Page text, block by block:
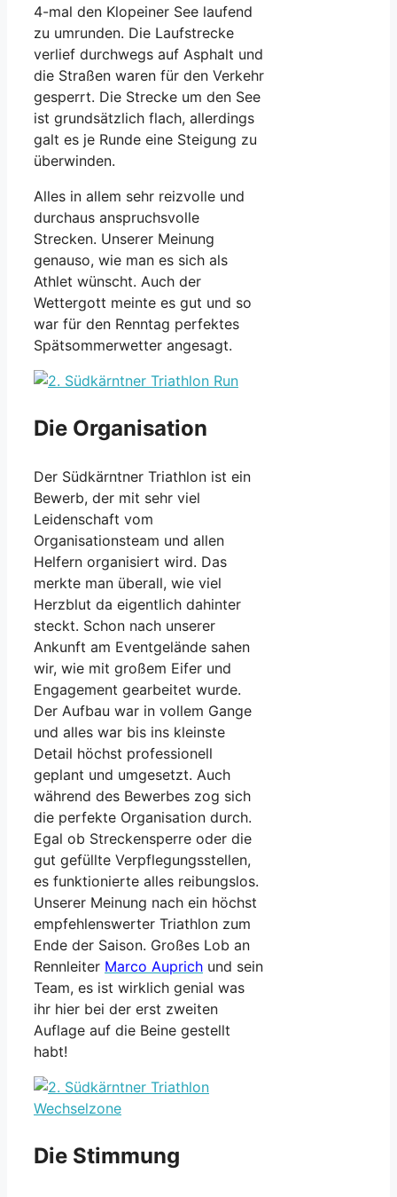
4-mal den Klopeiner See laufend
zu umrunden. Die Laufstrecke
verlief durchwegs auf Asphalt und
die Straßen waren für den Verkehr
gesperrt. Die Strecke um den See
ist grundsätzlich flach, allerdings
galt es je Runde eine Steigung zu
überwinden.
Alles in allem sehr reizvolle und
durchaus anspruchsvolle
Strecken. Unserer Meinung
genauso, wie man es sich als
Athlet wünscht. Auch der
Wettergott meinte es gut und so
war für den Renntag perfektes
Spätsommerwetter angesagt.
Die Organisation
Der Südkärntner Triathlon ist ein
Bewerb, der mit sehr viel
Leidenschaft vom
Organisationsteam und allen
Helfern organisiert wird. Das
merkte man überall, wie viel
Herzblut da eigentlich dahinter
steckt. Schon nach unserer
Ankunft am Eventgelände sahen
wir, wie mit großem Eifer und
Engagement gearbeitet wurde.
Der Aufbau war in vollem Gange
und alles war bis ins kleinste
Detail höchst professionell
geplant und umgesetzt. Auch
während des Bewerbes zog sich
die perfekte Organisation durch.
Egal ob Streckensperre oder die
gut gefüllte Verpflegungsstellen,
es funktionierte alles reibungslos.
Unserer Meinung nach ein höchst
empfehlenswerter Triathlon zum
Ende der Saison. Großes Lob an
Rennleiter Marco Auprich und sein
Team, es ist wirklich genial was
ihr hier bei der erst zweiten
Auflage auf die Beine gestellt
habt!
Die Stimmung